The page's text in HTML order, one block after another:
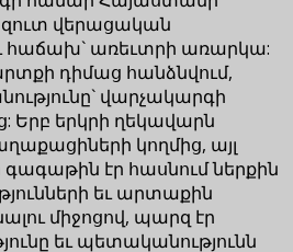
զուտ վերացական
հաճախ` առեւտրի առարկա:
դիմաց հանձնվում,
վարչակարգի
Երբ երկրի ղեկավարն
կողմից, այլ
էր հասնում ներքին
եւ արտաքին
միջոցով, պարզ էր
եւ պետականությունն